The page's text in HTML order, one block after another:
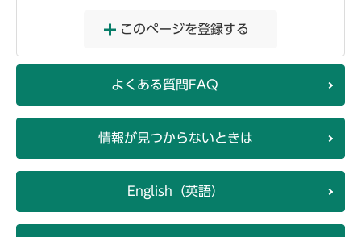
このページを登録する
よくある質問FAQ
情報が見つからないときは
English（英語）